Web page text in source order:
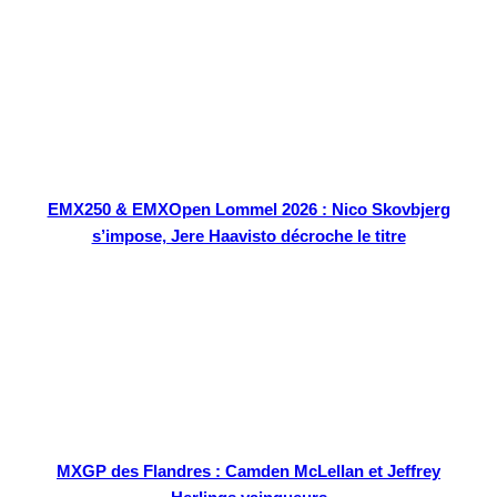
EMX250 & EMXOpen Lommel 2026 : Nico Skovbjerg
s’impose, Jere Haavisto décroche le titre
MXGP des Flandres : Camden McLellan et Jeffrey